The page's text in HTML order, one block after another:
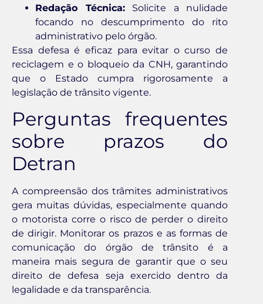
Redação Técnica:Solicite a nulidade
focando no descumprimento do rito
administrativo pelo órgão.
Essa defesa é eficaz para evitar o curso de
reciclagem e o bloqueio da CNH, garantindo
que o Estado cumpra rigorosamente a
legislação de trânsito vigente.
Perguntas frequentes
sobre prazos do
Detran
A compreensão dos trâmites administrativos
gera muitas dúvidas, especialmente quando
o motorista corre o risco de perder o direito
de dirigir. Monitorar os prazos e as formas de
comunicação do órgão de trânsito é a
maneira mais segura de garantir que o seu
direito de defesa seja exercido dentro da
legalidade e da transparência.